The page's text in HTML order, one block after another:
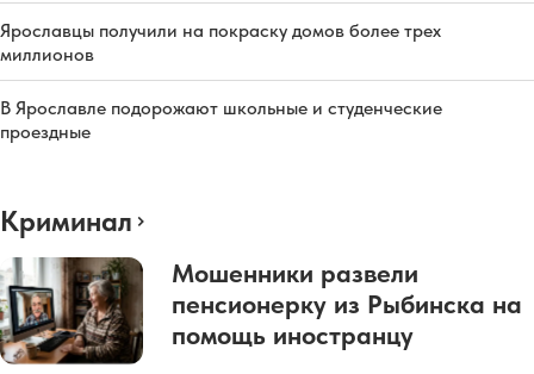
Ярославцы получили на покраску домов более трех
миллионов
В Ярославле подорожают школьные и студенческие
проездные
Криминал
Мошенники развели
пенсионерку из Рыбинска на
помощь иностранцу